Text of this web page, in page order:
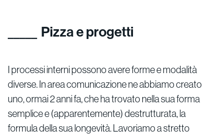
Pizza e progetti
I processi interni possono avere forme e modalità
diverse. In area comunicazione ne abbiamo creato
uno, ormai 2 anni fa, che ha trovato nella sua forma
semplice e (apparentemente) destrutturata, la
formula della sua longevità. Lavoriamo a stretto